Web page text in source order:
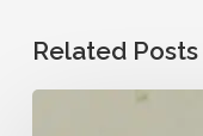
Related Posts